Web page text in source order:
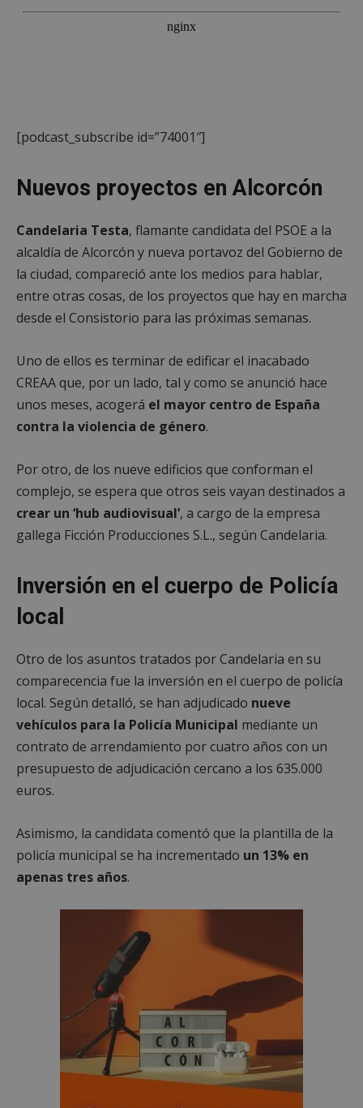
[podcast_subscribe id=”74001″]
Nuevos proyectos en Alcorcón
Candelaria Testa, flamante candidata del PSOE a la
alcaldía de Alcorcón y nueva portavoz del Gobierno de
la ciudad, compareció ante los medios para hablar,
entre otras cosas, de los proyectos que hay en marcha
desde el Consistorio para las próximas semanas.
Uno de ellos es terminar de edificar el inacabado
CREAA que, por un lado, tal y como se anunció hace
unos meses, acogerá el mayor centro de España
contra la violencia de género.
Por otro, de los nueve edificios que conforman el
complejo, se espera que otros seis vayan destinados a
crear un ‘hub audiovisual’, a cargo de la empresa
gallega Ficción Producciones S.L., según Candelaria.
Inversión en el cuerpo de Policía
local
Otro de los asuntos tratados por Candelaria en su
comparecencia fue la inversión en el cuerpo de policía
local. Según detalló, se han adjudicado nueve
vehículos para la Policía Municipal mediante un
contrato de arrendamiento por cuatro años con un
presupuesto de adjudicación cercano a los 635.000
euros.
Asimismo, la candidata comentó que la plantilla de la
policía municipal se ha incrementado un 13% en
apenas tres años.